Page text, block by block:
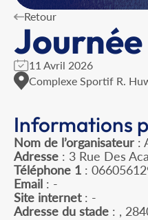
Retour
Journée
11 Avril 2026
Complexe Sportif R.
Informations
Nom de l’organisateur :
Adresse : 3 Rue Des
Téléphone 1 :
Email : -
Site internet: -
Adresse du stade : ,